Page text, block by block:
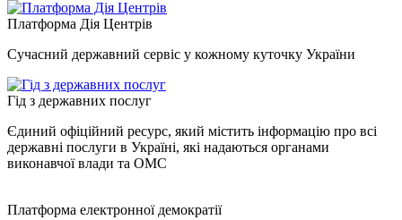
Платформа Дія Центрів
Сучасний державний сервіс у кожному куточку України
Гід з державних послуг
Єдиний офіційний ресурс, який містить інформацію про всі
державні послуги в Україні, які надаються органами
виконавчої влади та ОМС
Платформа електронної демократії